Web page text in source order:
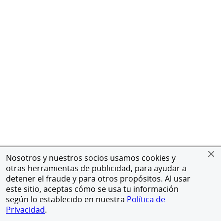
Nosotros y nuestros socios usamos cookies y
otras herramientas de publicidad, para ayudar a
detener el fraude y para otros propósitos. Al usar
este sitio, aceptas cómo se usa tu información
según lo establecido en nuestra Política de
Privacidad.